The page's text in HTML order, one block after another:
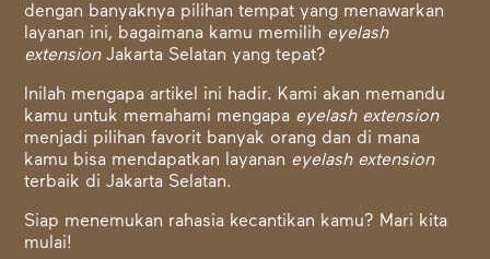
dengan banyaknya pilihan tempat yang menawarkan
layanan ini, bagaimana kamu memilih eyelash
extensionJakarta Selatan yang tepat?
Inilah mengapa artikel ini hadir. Kami akan memandu
kamu untuk memahami mengapa eyelash extension
menjadi pilihan favorit banyak orang dan di mana
kamu bisa mendapatkan layanan eyelash extension
terbaik di Jakarta Selatan.
Siap menemukan rahasia kecantikan kamu? Mari kita
mulai!